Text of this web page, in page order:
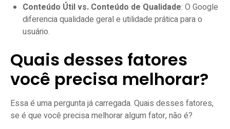
Conteúdo Útil vs. Conteúdo de Qualidade: O Google
diferencia qualidade geral e utilidade prática para o
usuário.
Quais desses fatores
você precisa melhorar?
Essa é uma pergunta já carregada. Quais desses fatores,
se é que você precisa melhorar algum fator, não é?